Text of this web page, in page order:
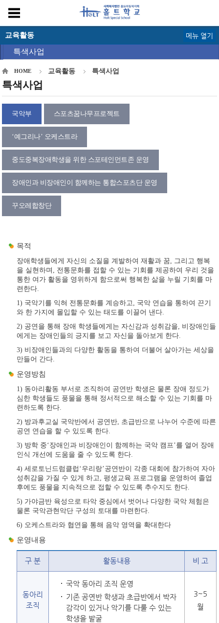
교육활동
특색사업
메뉴 열기
HOME 교육활동 특색사업
특색사업
국악부 스포츠꿈나무프로젝트
‘예그리나’ 오케스트라
중도중복장애학생을 위한 스포테인먼트존 운영
장애인과 비장애인이 함께하는 통합스포츠단 운영
꾸오레합창단
목적
장애학생들에게 자신의 소질을 계발하여 재활과 꿈, 그리고 행복
을 실현하며, 전통문화를 접할 수 있는 기회를 제공하여 우리 것을
통한 여가 활동을 영위하게 함으로써 행복한 삶을 누릴 기회를 마
련한다.
1) 국악기를 익혀 전통문화를 계승하고, 국악 연습을 통하여 끈기
와 한 가지에 몰입할 수 있는 태도를 이끌어 낸다.
2) 공연을 통해 장애 학생들에게는 자신감과 성취감을, 비장애인들
에게는 장애인들의 긍지를 보고 자신을 돌아보게 한다.
3) 비장애인들과의 다양한 활동을 통하여 더불어 살아가는 세상을
만들어 간다.
운영방침
1) 동아리활동 부서로 조직하여 공연반 학생은 물론 장애 정도가
심한 학생들도 풍물을 통해 정서적으로 해소할 수 있는 기회를 마
련하도록 한다.
2) 방과후교실 국악반에서 공연반, 초급반으로 나누어 수준에 따른
공연 연습을 할 수 있도록 한다.
3) 방학 중‘장애인과 비장애인이 함께하는 국악 캠프’를 열어 장애
인식 개선에 도움을 줄 수 있도록 한다.
4) 세로토닌드럼클럽‘우리랑’공연반이 각종 대회에 참가하여 자아
성취감을 가질 수 있게 하고, 평생교육 프로그램을 운영하여 졸업
후에도 풍물을 지속적으로 접할 수 있도록 추수지도 한다.
5) 가야금반 육성으로 타악 중심에서 벗어나 다양한 국악 체험은
물론 국악관현악단 구성의 토대를 마련한다.
6) 오케스트라와 협연을 통해 음악 영역을 확대한다
운영내용
구 분 활동내용 비 고
동아리
조직
국악 동아리 조직 운영
기존 공연반 학생과 초급반에서 박자
감각이 있거나 악기를 다룰 수 있는
학생을 발굴
3~5
월